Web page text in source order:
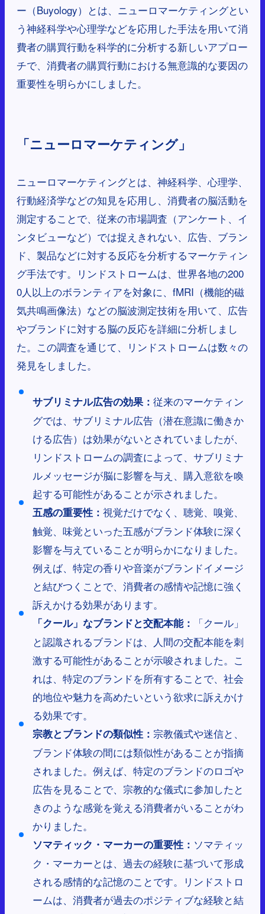
ー（Buyology）とは、ニューロマーケティングとい
う神経科学や心理学などを応用した手法を用いて消
費者の購買行動を科学的に分析する新しいアプロー
チで、消費者の購買行動における無意識的な要因の
重要性を明らかにしました。
「ニューロマーケティング」
ニューロマーケティングとは、神経科学、心理学、
行動経済学などの知見を応用し、消費者の脳活動を
測定することで、従来の市場調査（アンケート、イ
ンタビューなど）では捉えきれない、広告、ブラン
ド、製品などに対する反応を分析するマーケティン
グ手法です。リンドストロームは、世界各地の200
0人以上のボランティアを対象に、fMRI（機能的磁
気共鳴画像法）などの脳波測定技術を用いて、広告
やブランドに対する脳の反応を詳細に分析しまし
た。この調査を通じて、リンドストロームは数々の
発見をしました。
サブリミナル広告の効果： 従来のマーケティン
グでは、サブリミナル広告（潜在意識に働きか
ける広告）は効果がないとされていましたが、
リンドストロームの調査によって、サブリミナ
ルメッセージが脳に影響を与え、購入意欲を喚
起する可能性があることが示されました。
五感の重要性： 視覚だけでなく、聴覚、嗅覚、
触覚、味覚といった五感がブランド体験に深く
影響を与えていることが明らかになりました。
例えば、特定の香りや音楽がブランドイメージ
と結びつくことで、消費者の感情や記憶に強く
訴えかける効果があります。
「クール」なブランドと交配本能：
「クール」
と認識されるブランドは、人間の交配本能を刺
激する可能性があることが示唆されました。こ
れは、特定のブランドを所有することで、社会
的地位や魅力を高めたいという欲求に訴えかけ
る効果です。
宗教とブランドの類似性： 宗教儀式や迷信と、
ブランド体験の間には類似性があることが指摘
されました。例えば、特定のブランドのロゴや
広告を見ることで、宗教的な儀式に参加したと
きのような感覚を覚える消費者がいることがわ
かりました。
ソマティック・マーカーの重要性： ソマティッ
ク・マーカーとは、過去の経験に基づいて形成
される感情的な記憶のことです。リンドストロ
ームは、消費者が過去のポジティブな経験と結